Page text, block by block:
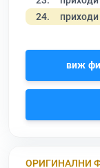
24.
виж
ОРИГИНАЛНИ